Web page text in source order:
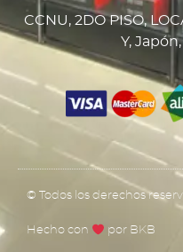
CCNU, 2DO PISO,
Y,
© Todos los derechos
Hecho con por BKB​​